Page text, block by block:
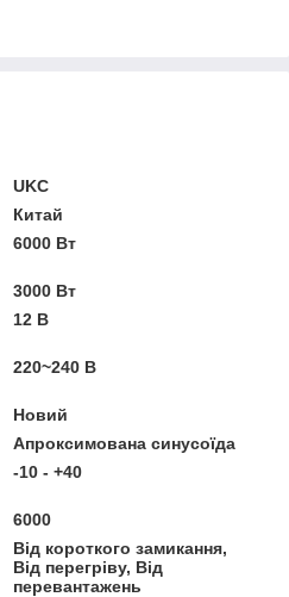
UKC
Китай
6000 Вт
3000 Вт
12 В
220~240 В
Новий
Апроксимована синусоїда
-10 - +40
6000
Від короткого замикання,
Від перегріву, Від
перевантажень